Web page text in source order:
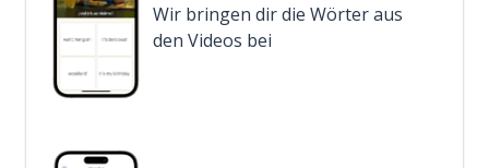
Wir bringen dir die Wörter aus
den Videos bei